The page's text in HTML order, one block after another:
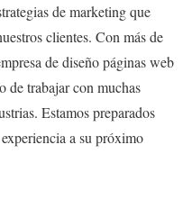
de marketing que
clientes. Con más de
de diseño páginas web
de trabajar con muchas
Estamos preparados
a su próximo